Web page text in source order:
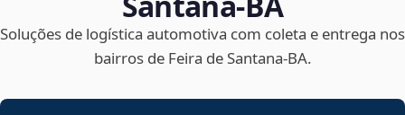
Soluções de logística automotiva com coleta e entrega nos
bairros de Feira de Santana‑BA.